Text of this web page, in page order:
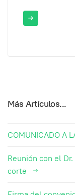
Más Artículos...
COMUNICADO A
Reunión con el
corte